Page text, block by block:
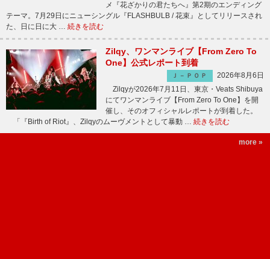
メ『花ざかりの君たちへ』第2期のエンディング
テーマ。7月29日にニューシングル『FLASHBULB / 花束』としてリリースされ
た、日に日に大 … 続きを読む
Zilqy、ワンマンライブ【From Zero To
One】公式レポート到着
Ｊ－ＰＯＰ
2026年8月6日
Zilqyが2026年7月11日、東京・Veats Shibuya
にてワンマンライブ【From Zero To One】を開
催し、そのオフィシャルレポートが到着した。
「『Birth of Riot』、Zilqyのムーヴメントとして暴動 … 続きを読む
more »